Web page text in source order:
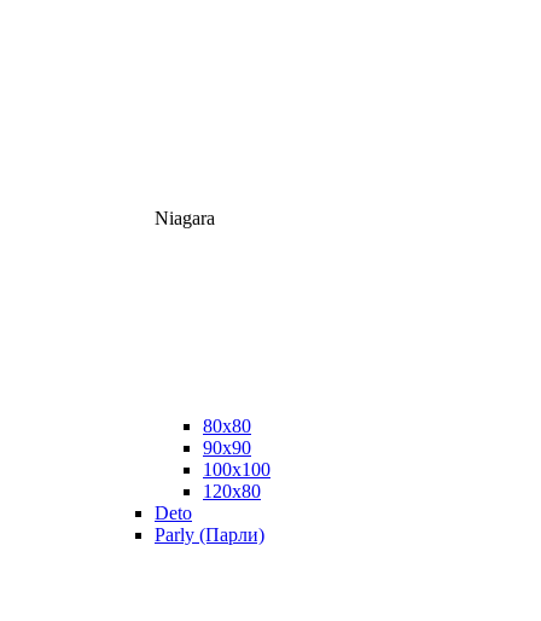
Niagara
80x80
90x90
100x100
120x80
Deto
Parly (Парли)